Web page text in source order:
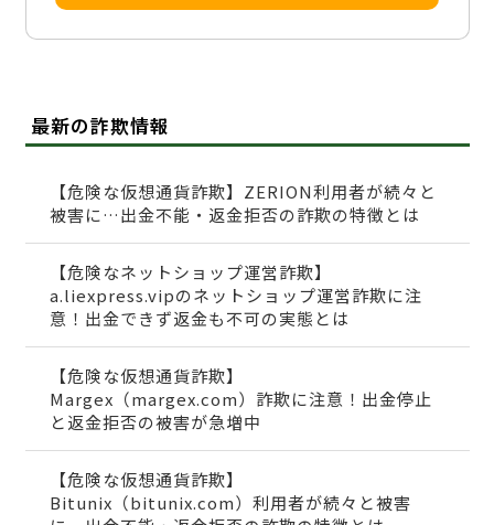
最新の詐欺情報
【危険な仮想通貨詐欺】ZERION利用者が続々と
被害に…出金不能・返金拒否の詐欺の特徴とは
【危険なネットショップ運営詐欺】
a.liexpress.vipのネットショップ運営詐欺に注
意！出金できず返金も不可の実態とは
【危険な仮想通貨詐欺】
Margex（margex.com）詐欺に注意！出金停止
と返金拒否の被害が急増中
【危険な仮想通貨詐欺】
Bitunix（bitunix.com）利用者が続々と被害